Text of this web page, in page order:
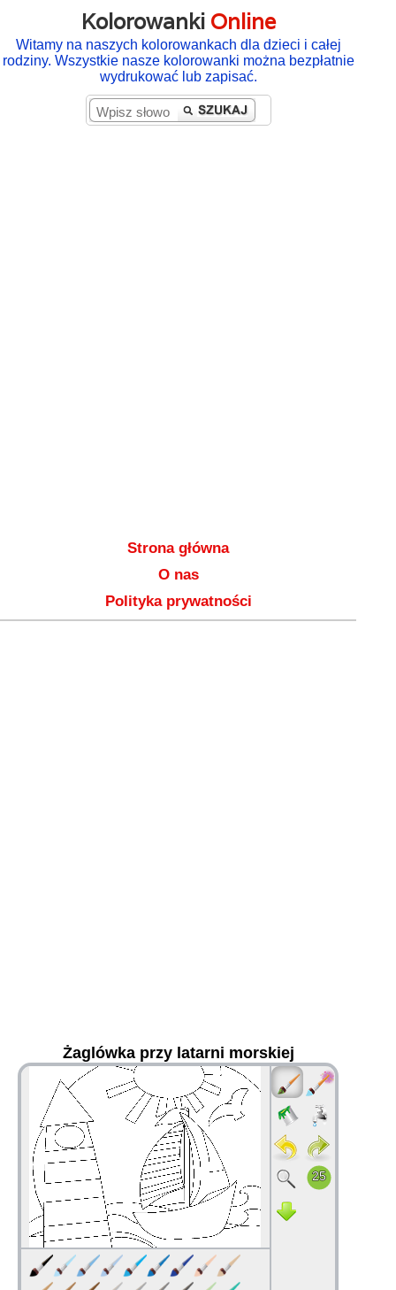
Kolorowanki Online
Witamy na naszych kolorowankach dla dzieci i całej
rodziny. Wszystkie nasze kolorowanki można bezpłatnie
wydrukować lub zapisać.
Strona główna
O nas
Polityka prywatności
Żaglówka przy latarni morskiej